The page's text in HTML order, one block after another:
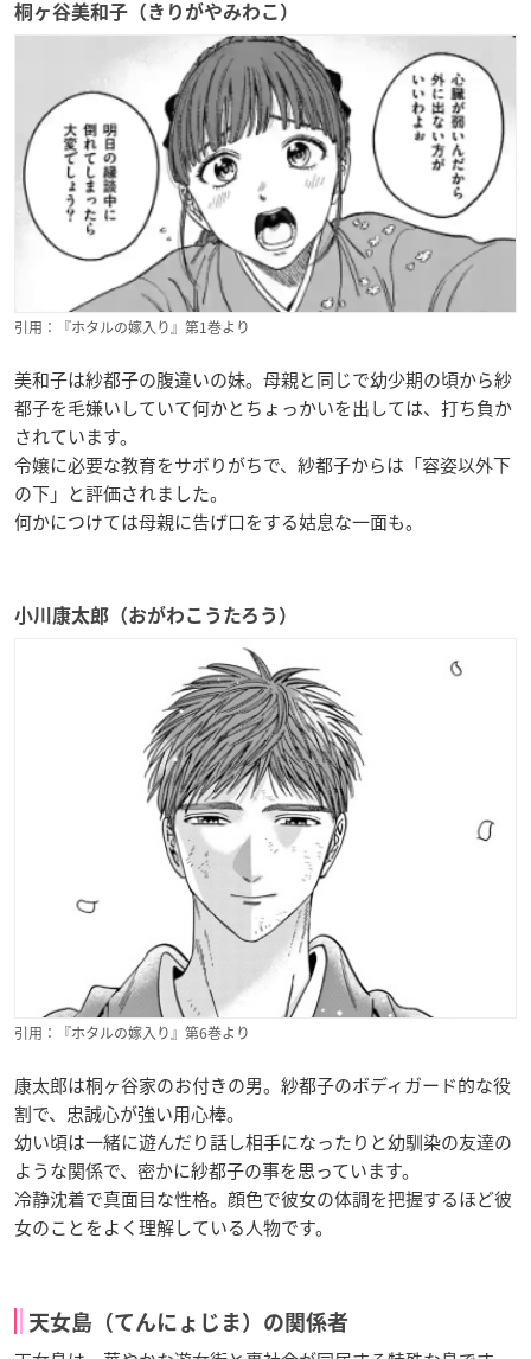
桐ヶ谷美和子（きりがやみわこ）
引用：『ホタルの嫁入り』第1巻より
美和子は紗都子の腹違いの妹。母親と同じで幼少期の頃から紗
都子を毛嫌いしていて何かとちょっかいを出しては、打ち負か
されています。
令嬢に必要な教育をサボりがちで、紗都子からは「容姿以外下
の下」と評価されました。
何かにつけては母親に告げ口をする姑息な一面も。
小川康太郎（おがわこうたろう）
引用：『ホタルの嫁入り』第6巻より
康太郎は桐ヶ谷家のお付きの男。紗都子のボディガード的な役
割で、忠誠心が強い用心棒。
幼い頃は一緒に遊んだり話し相手になったりと幼馴染の友達の
ような関係で、密かに紗都子の事を思っています。
冷静沈着で真面目な性格。顔色で彼女の体調を把握するほど彼
女のことをよく理解している人物です。
天女島（てんにょじま）の関係者